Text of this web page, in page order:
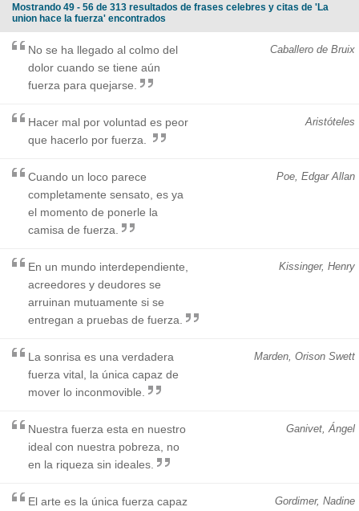
Mostrando 49 - 56 de 313 resultados de frases celebres y citas de 'La
union hace la fuerza' encontrados
Caballero de Bruix
No se ha llegado al colmo del
dolor cuando se tiene aún
fuerza para quejarse.
Aristóteles
Hacer mal por voluntad es peor
que hacerlo por fuerza.
Poe, Edgar Allan
Cuando un loco parece
completamente sensato, es ya
el momento de ponerle la
camisa de fuerza.
Kissinger, Henry
En un mundo interdependiente,
acreedores y deudores se
arruinan mutuamente si se
entregan a pruebas de fuerza.
Marden, Orison Swett
La sonrisa es una verdadera
fuerza vital, la única capaz de
mover lo inconmovible.
Ganivet, Ángel
Nuestra fuerza esta en nuestro
ideal con nuestra pobreza, no
en la riqueza sin ideales.
Gordimer, Nadine
El arte es la única fuerza capaz